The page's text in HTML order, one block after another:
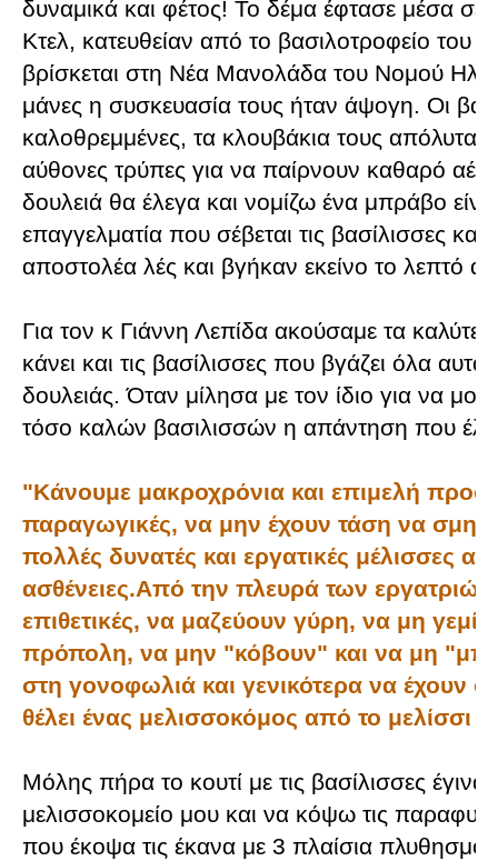
δυναμικά και φέτος! Το δέμα έφτασε μέσα
Κτελ, κατευθείαν από το βασιλοτροφείο του
βρίσκεται στη Νέα Μανολάδα του Νομού
μάνες η συσκευασία τους ήταν άψογη. Οι
καλοθρεμμένες, τα κλουβάκια τους απόλυτα
αύθονες τρύπες για να παίρνουν καθαρό
δουλειά θα έλεγα και νομίζω ένα μπράβο
επαγγελματία που σέβεται τις βασίλισσες
αποστολέα λές και βγήκαν εκείνο το λεπτό
Για τον κ Γιάννη Λεπίδα ακούσαμε τα
κάνει και τις βασίλισσες που βγάζει όλα αυτά
δουλειάς. Όταν μίλησα με τον ίδιο για να
τόσο καλών βασιλισσών η απάντηση που
"Κάνουμε μακροχρόνια και επιμελή
παραγωγικές, να μην έχουν τάση να
πολλές δυνατές και εργατικές μέλισσες
ασθένειες.Από την πλευρά των εργατριών
επιθετικές, να μαζεύουν γύρη, να μη
πρόπολη, να μην "κόβουν" και να μη
στη γονοφωλιά και γενικότερα να έχουν
θέλει ένας μελισσοκόμος από το μελίσσι
Μόλης πήρα το κουτί με τις βασίλισσες
μελισσοκομείο μου και να κόψω τις
που έκοψα τις έκανα με 3 πλαίσια